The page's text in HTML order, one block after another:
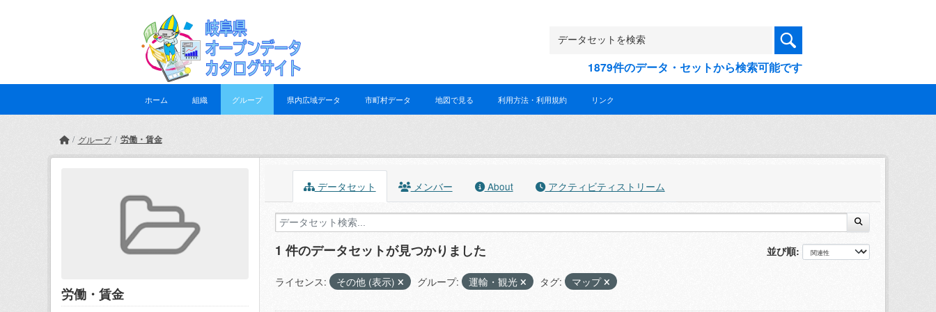
1879件のデータ・セットから検索可能です
ホーム 組織 グループ 県内広域データ 市町村データ 地図で見る 利用方法・利用規約 リンク
グループ 労働・賃金
労働・賃金
データセット メンバー About アクティビティストリーム
並び順
1 件のデータセットが見つかりました
ライセンス: その他 (表示) グループ: 運輸・観光 タグ: マップ